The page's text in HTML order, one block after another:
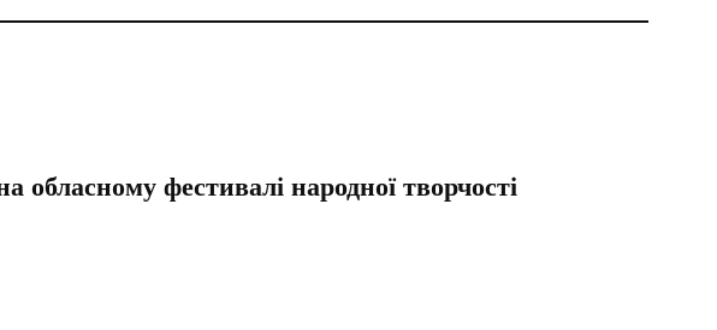
фестивалі народної творчості